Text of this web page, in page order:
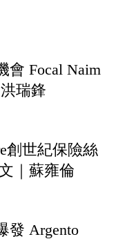
會 Focal Naim
瑞鋒
創世紀保險絲
｜蘇雍倫
發 Argento